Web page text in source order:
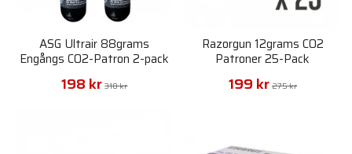
ASG Ultrair 88grams
Engångs CO2-Patron 2-pack
198 kr 318 kr
Razorgun 12grams CO2
Patroner 25-Pack
199 kr 275 kr